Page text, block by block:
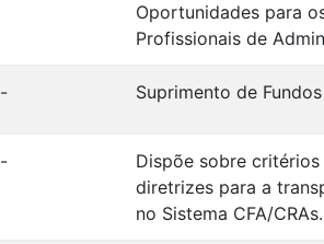
Oportunidades para
Profissionais de
- Suprimento de Fundos
-
Dispõe sobre critérios
diretrizes para a
no Sistema CFA/CRAs.